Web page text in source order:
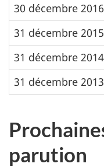
30 décembre 2016
31 décembre 2015
31 décembre 2014
31 décembre 2013
parution